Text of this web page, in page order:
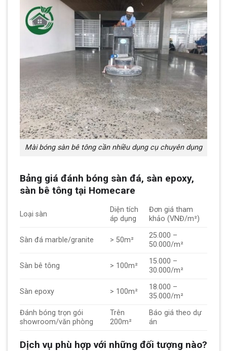
Mài bóng sàn bê tông cần nhiều dụng cụ chuyên dụng
Bảng giá đánh bóng sàn đá, sàn epoxy,
sàn bê tông tại Homecare
Loại sàn
Diện tích
áp dụng
Đơn giá tham
khảo (VNĐ/m²)
Sàn đá marble/granite > 50m²
25.000 –
50.000/m²
Sàn bê tông > 100m²
15.000 –
30.000/m²
Sàn epoxy > 100m²
18.000 –
35.000/m²
Đánh bóng trọn gói
showroom/văn phòng
Trên
200m²
Báo giá theo dự
án
Dịch vụ phù hợp với những đối tượng nào?